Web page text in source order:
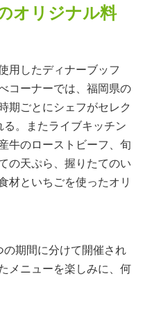
オリジナル料
用したディナーブッフ
コーナーでは、福岡県の
期ごとにシェフがセレク
る。またライブキッチン
牛のローストビーフ、旬
の天ぷら、握りたてのい
材といちごを使ったオリ
の期間に分けて開催され
メニューを楽しみに、何